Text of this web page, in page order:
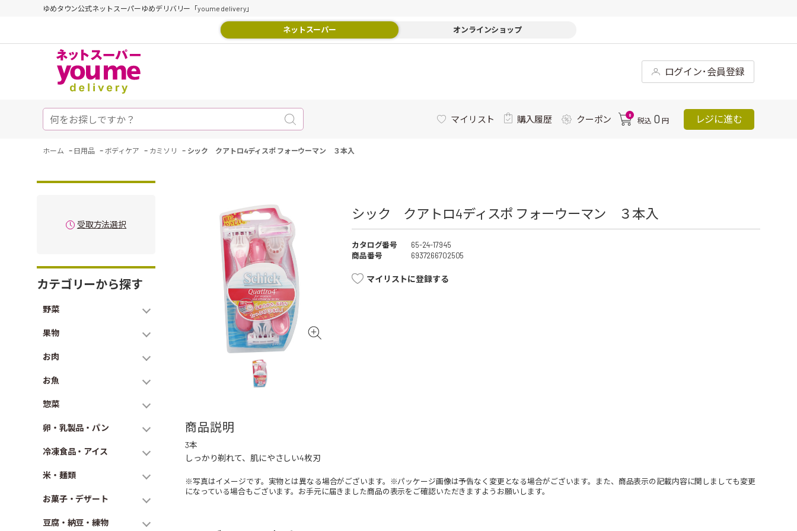
ゆめタウン公式ネットスーパーゆめデリバリー「youme delivery」
ネットスーパー オンラインショップ
ログイン･会員登録
マイリスト 購入履歴 クーポン 0
税込 0 円 レジに進む
ホーム - 日用品 - ボディケア - カミソリ - シック クアトロ4ディスポ フォーウーマン ３本入
受取方法選択
カテゴリーから探す
野菜
果物
お肉
お魚
惣菜
卵・乳製品・パン
冷凍食品・アイス
米・麺類
お菓子・デザート
豆腐・納豆・練物
シック クアトロ4ディスポ フォーウーマン ３本入
カタログ番号
65-24-17945
商品番号
6937266702505
マイリストに登録する
商品説明
3本
しっかり剃れて、肌にやさしい4枚刃
※写真はイメージです。実物とは異なる場合がございます。※パッケージ画像は予告なく変更となる場合がございます。また、商品表示の記載内容に関しましても変更
になっている場合もございます。お手元に届きました商品の表示をご確認いただきますようお願いします。